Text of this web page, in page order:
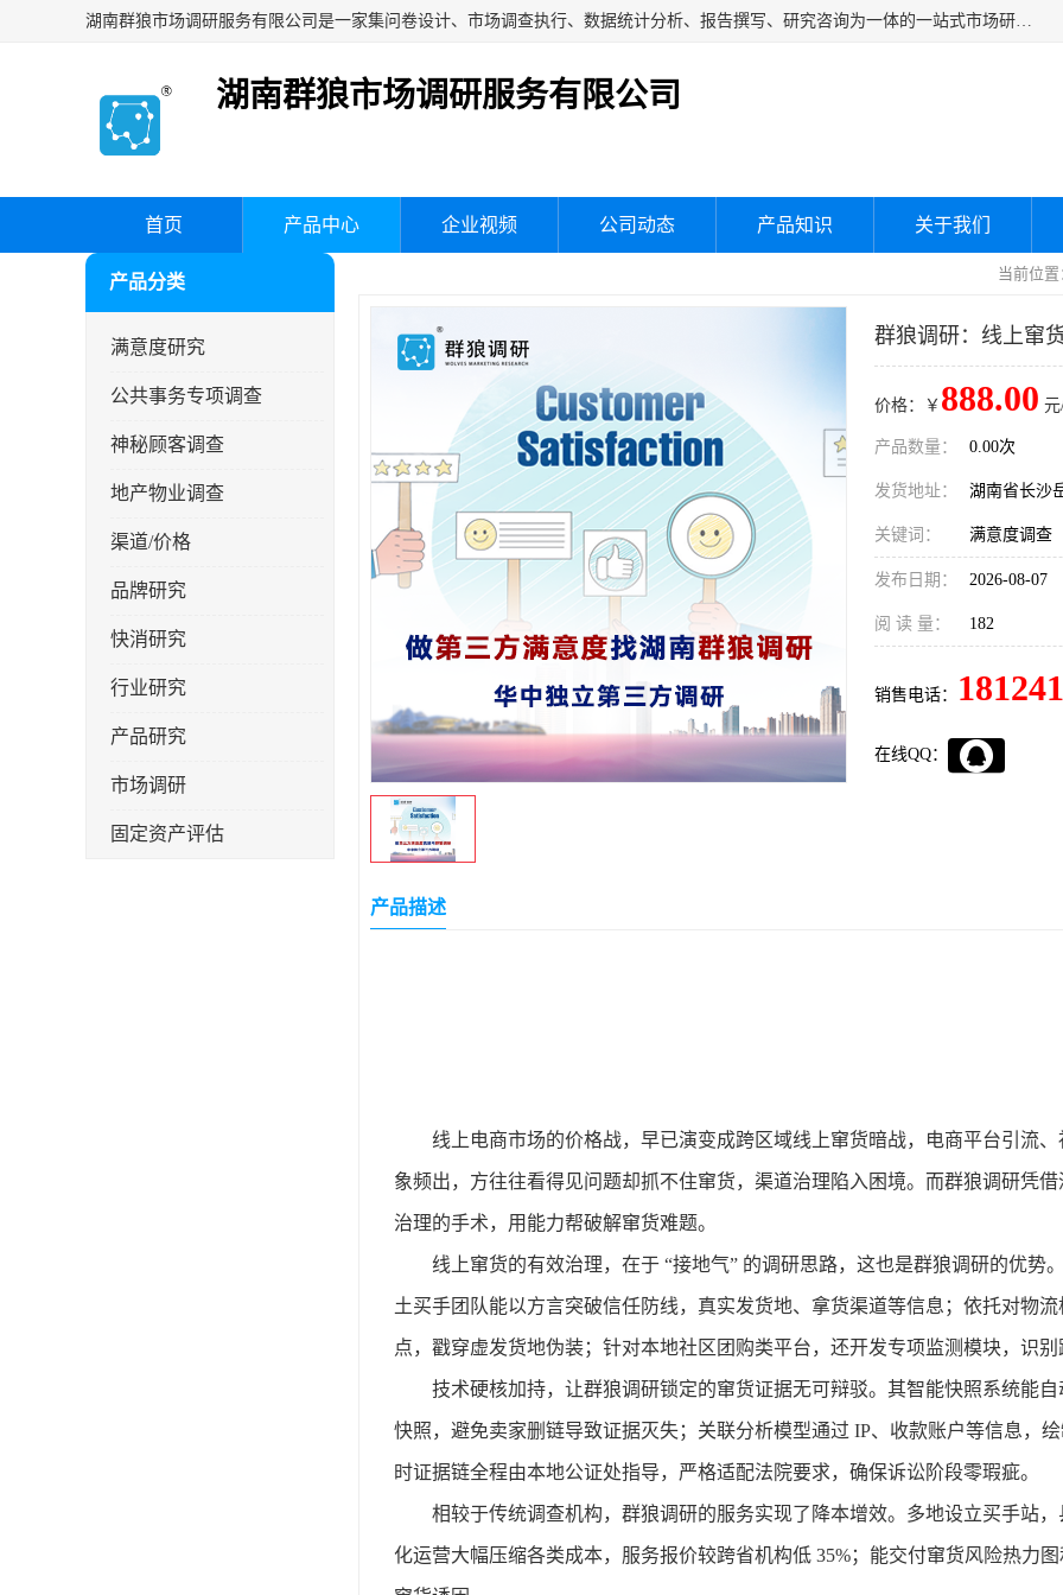
湖南群狼市场调研服务有限公司是一家集问卷设计、市场调查执行、数据统计分析、报告撰写、研究咨询为一体的一站式市场研究服务机构，主要服务：市场调研、三方评估、满意度研究、快消研究、地产物业调查、品牌研究、神秘顾客调查、行业研究、产品研究、公共事务专项调查等。
湖南群狼市场调研服务有限公司
首页 产品中心 企业视频 公司动态 产品知识 关于我们
当前位置
产品分类
满意度研究
公共事务专项调查
神秘顾客调查
地产物业调查
渠道/价格
品牌研究
快消研究
行业研究
产品研究
市场调研
固定资产评估
群狼调研：线上窜
价格：￥ 888.00
产品数量： 0.00次
发货地址： 湖南省长沙
关键词： 满意度调查
发布日期： 2026-08-07
阅 读 量： 182
销售电话：
在线QQ：
产品描述
线上电商市场的价格战，早已演变成跨区域线上窜货暗战，电商平台引流
象频出，方往往看得见问题却抓不住窜货，渠道治理陷入困境。而群狼调研凭
治理的手术，用能力帮破解窜货难题。
线上窜货的有效治理，在于 “接地气” 的调研思路，这也是群狼调研的优势
土买手团队能以方言突破信任防线，真实发货地、拿货渠道等信息；依托对物
点，戳穿虚发货地伪装；针对本地社区团购类平台，还开发专项监测模块，识别
技术硬核加持，让群狼调研锁定的窜货证据无可辩驳。其智能快照系统能
快照，避免卖家删链导致证据灭失；关联分析模型通过 IP、收款账户等信息，
时证据链全程由本地公证处指导，严格适配法院要求，确保诉讼阶段零瑕疵。
相较于传统调查机构，群狼调研的服务实现了降本增效。多地设立买手站，
化运营大幅压缩各类成本，服务报价较跨省机构低 35%；能交付窜货风险热力